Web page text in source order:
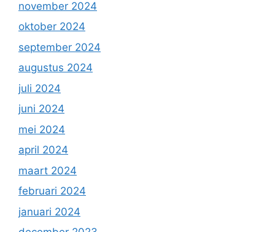
november 2024
oktober 2024
september 2024
augustus 2024
juli 2024
juni 2024
mei 2024
april 2024
maart 2024
februari 2024
januari 2024